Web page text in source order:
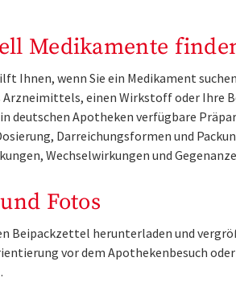
Medikamente
Ihnen, wenn Sie ein Medikament
Arzneimittels, einen Wirkstoff oder Ihre
deutschen Apotheken verfügbare
Darreichungsformen und
Wechselwirkungen und
Fotos
Beipackzettel herunterladen und
vor dem Apothekenbesuch